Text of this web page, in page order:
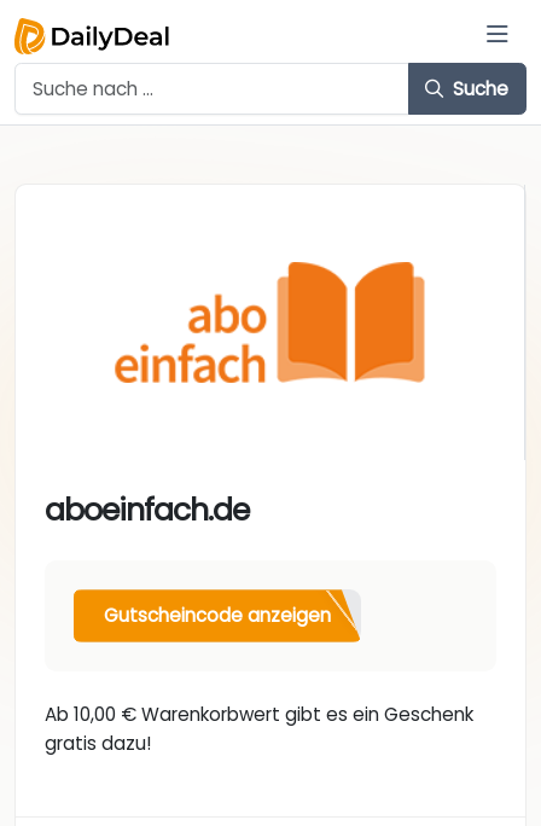
Suche
aboeinfach.de
Gutscheincode anzeigen
Ab 10,00 € Warenkorbwert gibt es ein Geschenk
gratis dazu!